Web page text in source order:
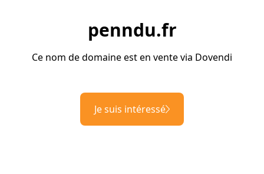
penndu.fr
Ce nom de domaine est en vente via Dovendi
Je suis intéressé